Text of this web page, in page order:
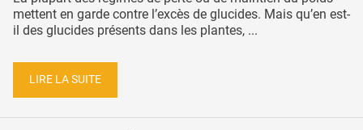
mettent en garde contre l’excès de glucides. Mais qu’en est-
il des glucides présents dans les plantes, ...
LIRE LA SUITE